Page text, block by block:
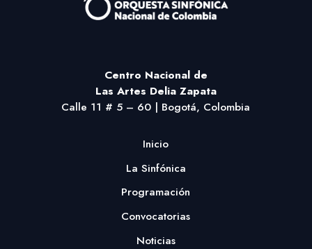
Centro Nacional de
Las Artes Delia Zapata
Calle 11 # 5 – 60 | Bogotá, Colombia
Inicio
La Sinfónica
Programación
Convocatorias
Noticias